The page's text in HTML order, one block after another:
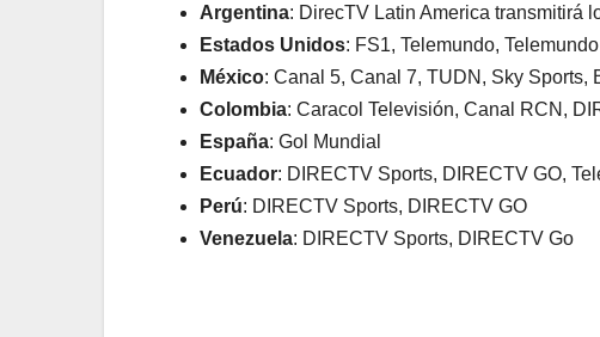
Argentina: DirecTV Latin America transmitirá
Estados Unidos: FS1, Telemundo,
México: Canal 5, Canal 7, TUDN, Sky Sports,
Colombia: Caracol Televisión, Canal RCN,
España: Gol Mundial
Ecuador: DIRECTV Sports, DIRECTV GO,
Perú: DIRECTV Sports, DIRECTV GO
Venezuela: DIRECTV Sports, DIRECTV Go